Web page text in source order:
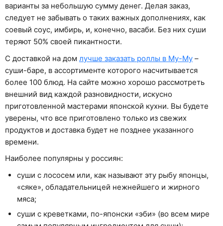
варианты за небольшую сумму денег. Делая заказ,
следует не забывать о таких важных дополнениях, как
соевый соус, имбирь, и, конечно, васаби. Без них суши
теряют 50% своей пикантности.
С доставкой на дом лучше заказать роллы в Му-Му –
суши-баре, в ассортименте которого насчитывается
более 100 блюд. На сайте можно хорошо рассмотреть
внешний вид каждой разновидности, искусно
приготовленной мастерами японской кухни. Вы будете
уверены, что все приготовлено только из свежих
продуктов и доставка будет не позднее указанного
времени.
Наиболее популярны у россиян:
суши с лососем или, как называют эту рыбу японцы,
«сяке», обладательницей нежнейшего и жирного
мяса;
суши с креветками, по-японски «эби» (во всем мире